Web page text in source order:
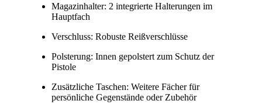
Magazinhalter: 2 integrierte Halterungen im
Hauptfach
Verschluss: Robuste Reißverschlüsse
Polsterung: Innen gepolstert zum Schutz der
Pistole
Zusätzliche Taschen: Weitere Fächer für
persönliche Gegenstände oder Zubehör